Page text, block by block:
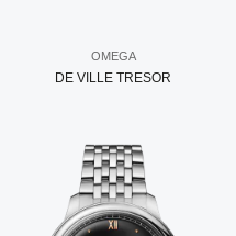
OMEGA
DE VILLE TRESOR